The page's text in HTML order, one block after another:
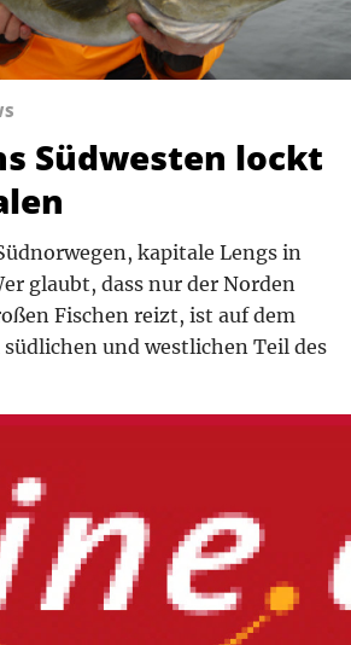
Südwesten lockt
kapitale Lengs in
glaubt, dass nur der Norden
Fischen reizt, ist auf dem
und westlichen Teil des